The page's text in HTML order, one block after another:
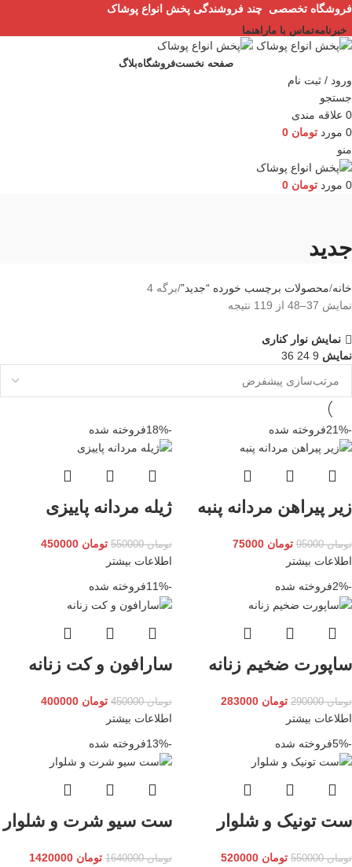
فروشگاه تخصصی چند فروشندگی پخش انواع پوشاک
خبرنامهتماس با ماراهنما
صفحه نخستفروشگاهبلاگ
ورود / ثبت نام
جستجو
0 علاقه مندی
0 مورد تومان
منو
0 مورد تومان
جدید
خانه محصولات برچسب خورده “جدید” برگه 4
نمایش 37–48 از 119 نتیجه
نمایش نوار کناری
نمایش 9
24
36
-21% فروخته شده
زیر پیراهن مردانه پنبه
تومان95000 تومان
اطلاعات بیشتر
-18% فروخته شده
ژیله مردانه پاییزی
تومان550000 تومان
اطلاعات بیشتر
-2%
فروخته شده
ساپورت ضخیم زنانه
تومان290000 تومان
اطلاعات بیشتر
-11% فروخته شده
سارافون و کت زنانه
تومان450000 تومان
اطلاعات بیشتر
-5%
فروخته شده
ست تونیک و شلوار
تومان550000 تومان
-13% فروخته شده
ست سیو شرت و شلوار
تومان1640000 تومان